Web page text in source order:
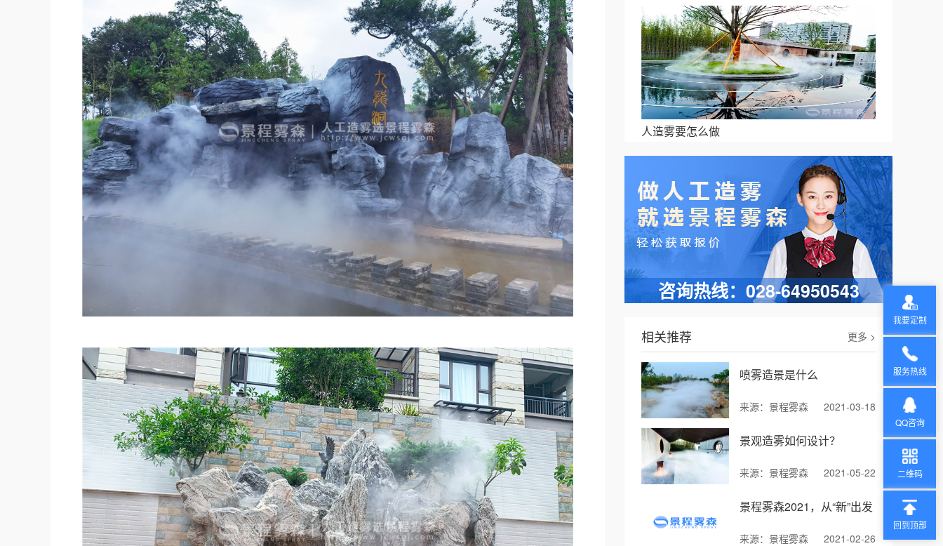
人造雾要怎么做
怎么打造雾森系统
咨询热线：028-64950543
相关推荐 更多 >
喷雾造景是什么
来源：景程雾森 2021-03-18
景观造雾如何设计？
来源：景程雾森 2021-05-22
景程雾森2021，从“新”出发
来源：景程雾森 2021-02-26
我要定制
服务热线
QQ咨询
二维码
回到顶部